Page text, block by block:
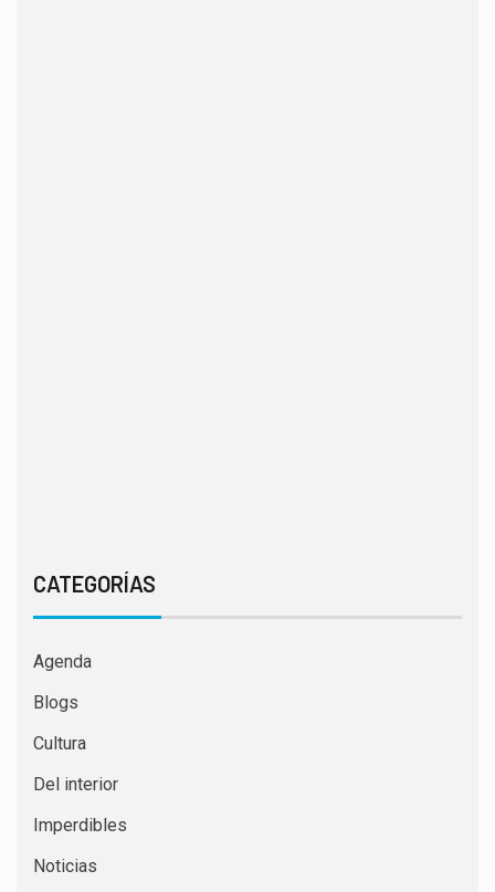
CATEGORÍAS
Agenda
Blogs
Cultura
Del interior
Imperdibles
Noticias